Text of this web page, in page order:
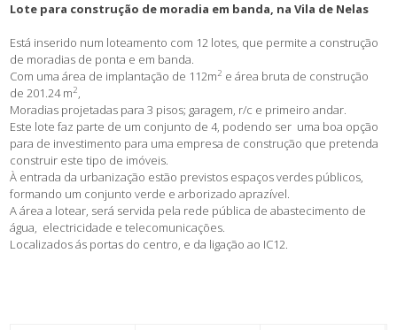
Lote para construção de moradia em banda, na Vila de Nelas
Está inserido num loteamento com 12 lotes, que permite a construção
de moradias de ponta e em banda.
Com uma área de implantação de 112m2 e área bruta de construção
de 201.24 m2,
Moradias projetadas para 3 pisos; garagem, r/c e primeiro andar.
Este lote faz parte de um conjunto de 4, podendo ser uma boa opção
para de investimento para uma empresa de construção que pretenda
construir este tipo de imóveis.
À entrada da urbanização estão previstos espaços verdes públicos,
formando um conjunto verde e arborizado aprazível.
A área a lotear, será servida pela rede pública de abastecimento de
água, electricidade e telecomunicações.
Localizados ás portas do centro, e da ligação ao IC12.